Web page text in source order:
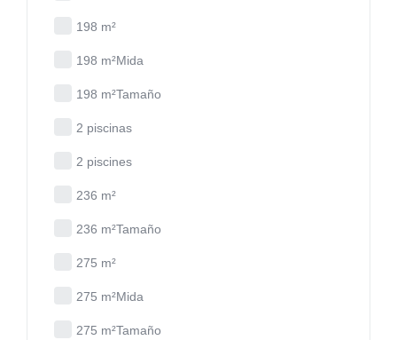
198 m²
198 m²Mida
198 m²Tamaño
2 piscinas
2 piscines
236 m²
236 m²Tamaño
275 m²
275 m²Mida
275 m²Tamaño